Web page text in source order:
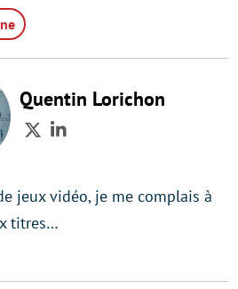
Quentin Lorichon
TwitterLinkedIn
jeux vidéo, je me complais à
titres…